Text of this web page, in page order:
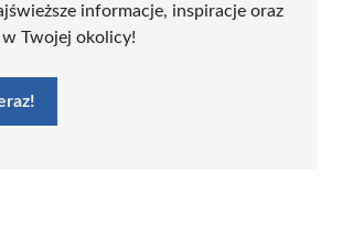
informacje, inspiracje oraz
Twojej okolicy!